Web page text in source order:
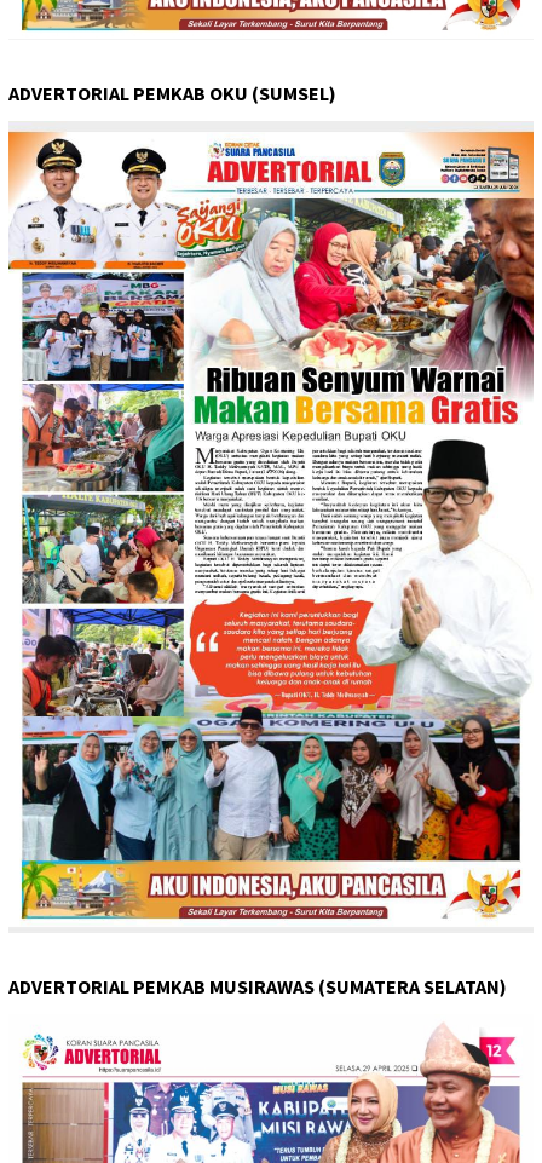
ADVERTORIAL PEMKAB OKU (SUMSEL)
ADVERTORIAL PEMKAB MUSIRAWAS (SUMATERA SELATAN)